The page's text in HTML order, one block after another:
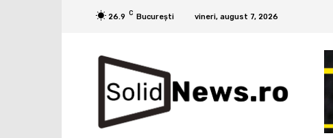
26.9 C București vineri, august 7, 2026